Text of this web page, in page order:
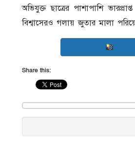
অভিযুক্ত ছাত্রের পাশাপাশি
বিশ্বাসেরও গলায় জুতার মালা
Share this: